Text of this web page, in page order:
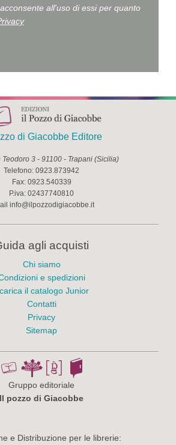
all'uso di essi per quanto
di Giacobbe Editore
Teodoro 3 - 91100 - Trapani (Sicilia)
Telefono: 0923.873942
Fax: 0923.540339
P.iva: 02437740810
info@ilpozzodigiacobbe.it
agli acquisti
Chi siamo
e spedizioni
il catalogo Junior
Contatti
Privacy
Sitemap
Gruppo editoriale
Il pozzo di Giacobbe
e Distribuzione per le librerie: